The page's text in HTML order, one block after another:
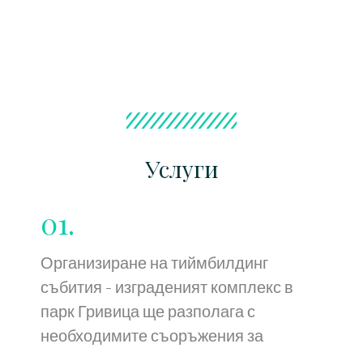
Услуги
01.
Организиране на тиймбилдинг
събития - изграденият комплекс в
парк Гривица ще разполага с
необходимите съоръжения за